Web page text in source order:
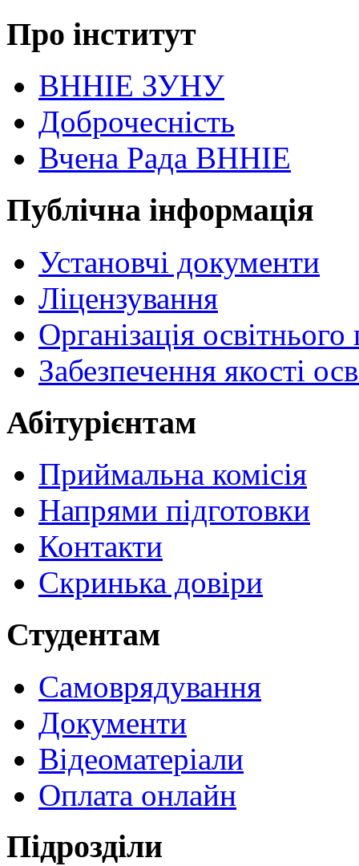
Про інститут
ВННІЕ ЗУНУ
Доброчесність
Вчена Рада ВННІЕ
Публічна інформація
Установчі документи
Ліцензування
Організація
Забезпечення якості
Абітурієнтам
Приймальна комісія
Напрями підготовки
Контакти
Скринька довіри
Студентам
Самоврядування
Документи
Відеоматеріали
Оплата онлайн
Підрозділи